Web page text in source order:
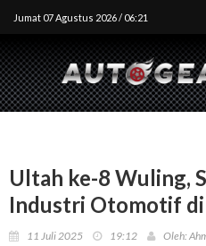
Jumat 07 Agustus 2026 / 06:21
Ultah ke-8 Wuling,
Industri Otomotif di
11 Juli 2025 19:12 Oleh: